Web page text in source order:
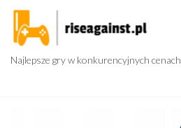
Przejdź
treści
Najlepsze gry w konkurencyjnych cenach